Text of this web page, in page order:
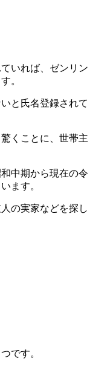
いれば、ゼンリン
。
と氏名登録されて
くことに、世帯主
中期から現在の令
ます。
の実家などを探し
です。